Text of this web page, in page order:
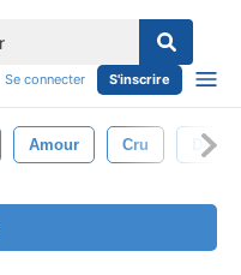
Se connecter S'inscrire
Amour Cru